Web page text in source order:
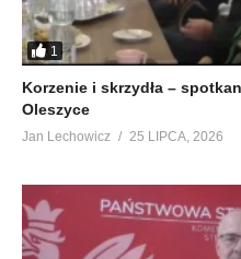
1
Korzenie i skrzydła –
Oleszyce
Jan Lechowicz 25 LIPCA, 2026